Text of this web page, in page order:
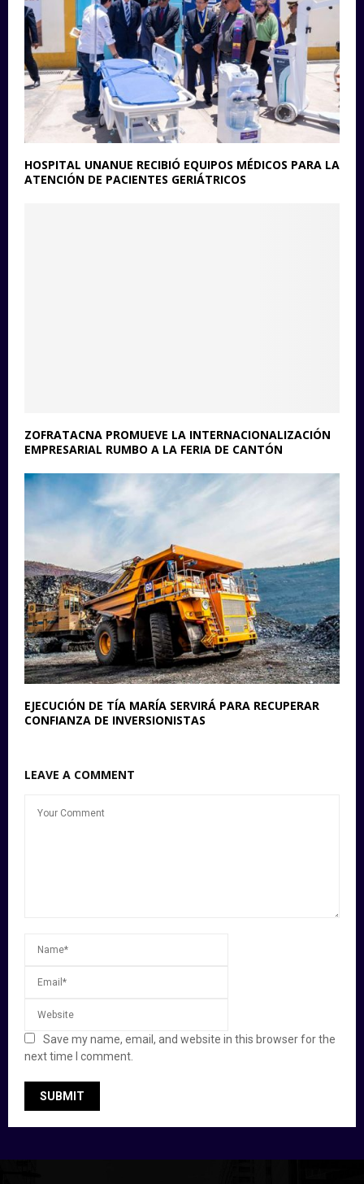
HOSPITAL UNANUE RECIBIÓ EQUIPOS MÉDICOS PARA LA
ATENCIÓN DE PACIENTES GERIÁTRICOS
ZOFRATACNA PROMUEVE LA INTERNACIONALIZACIÓN
EMPRESARIAL RUMBO A LA FERIA DE CANTÓN
EJECUCIÓN DE TÍA MARÍA SERVIRÁ PARA RECUPERAR
CONFIANZA DE INVERSIONISTAS
LEAVE A COMMENT
Save my name, email, and website in this browser for the
next time I comment.